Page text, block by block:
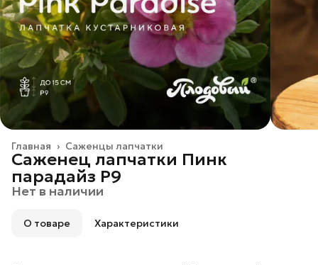
Саженцы лапчатки
Главная ›
Саженец лапчатки Пинк
парадайз P9
Нет в наличии
О товаре Характеристики